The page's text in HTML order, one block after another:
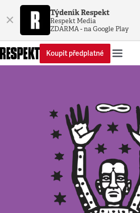
× Týdeník Respekt
Respekt Media
ZDARMA - na Google Play
Koupit předplatné